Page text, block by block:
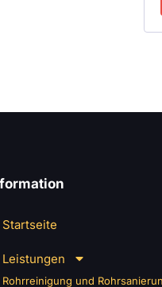
Startseite
Leistungen
Rohrreinigung und